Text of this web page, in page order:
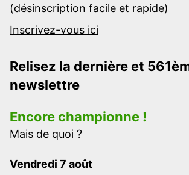
(désinscription facile et rapide)
Inscrivez-vous ici
Relisez la dernière et
newslettre
Encore championne !
Mais de quoi ?
Vendredi 7 août